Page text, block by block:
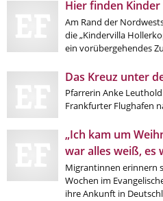
Hier finden
Am Rand der
die „Kindervilla
ein vorübergehendes
Das Kreuz unter
Pfarrerin Anke
Frankfurter Flughafen
„Ich kam um
war alles weiß, es
Migrantinnen erinnern
Wochen im
ihre Ankunft in